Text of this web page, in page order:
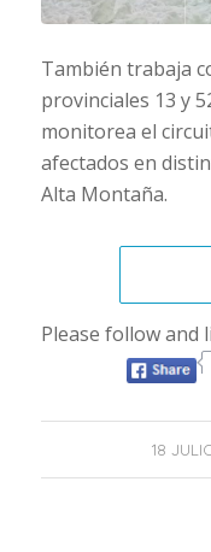
También trabaja
provinciales 13 y
monitorea el
afectados en
Alta Montaña.
Please follow and
18 /